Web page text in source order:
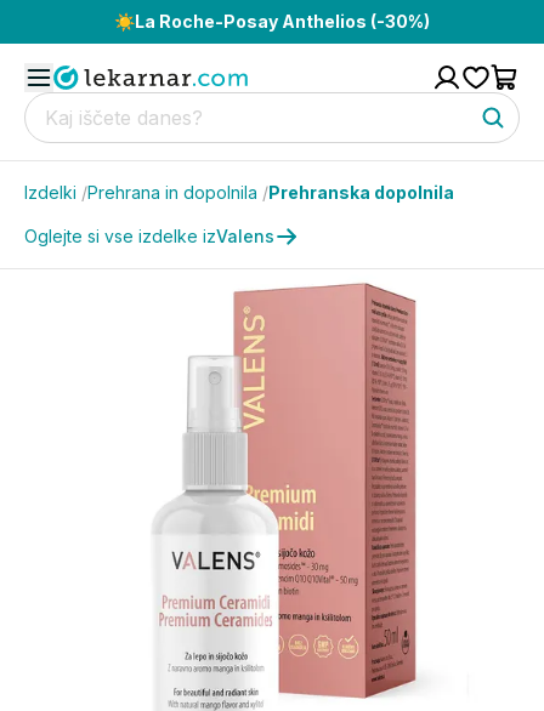
☀️La Roche-Posay Anthelios (-30%)
Izdelki /Prehrana in dopolnila /Prehranska dopolnila
Oglejte si vse izdelke izValens